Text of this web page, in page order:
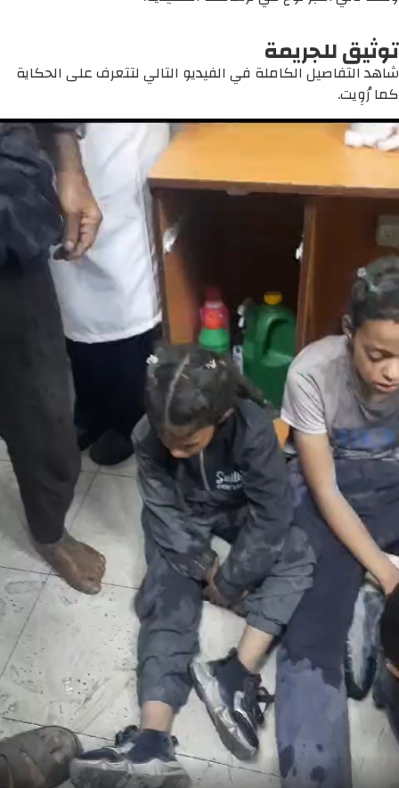
توثيق للجريمة
شاهد التفاصيل الكاملة في الفيديو التالي لتتعرف على الحكاية
كما رُوِيت.